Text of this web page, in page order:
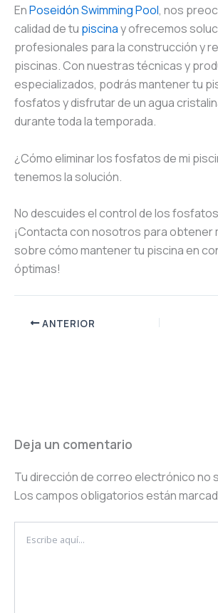
EnPoseidón Swimming Pool, nos
calidad de tu piscinay ofrecemos
profesionales para la construcción y
piscinas. Con nuestras técnicas y
especializados, podrás mantener tu
fosfatos y disfrutar de un agua
durante toda la temporada.
¿Cómo eliminar los fosfatos de mi
tenemos la solución.
No descuides el control de los
¡Contacta con nosotros para obtener
sobre cómo mantener tu piscina en
óptimas!
ANTERIOR
Deja un comentario
Tu dirección de correo electrónico no
Los campos obligatorios están
aquí...